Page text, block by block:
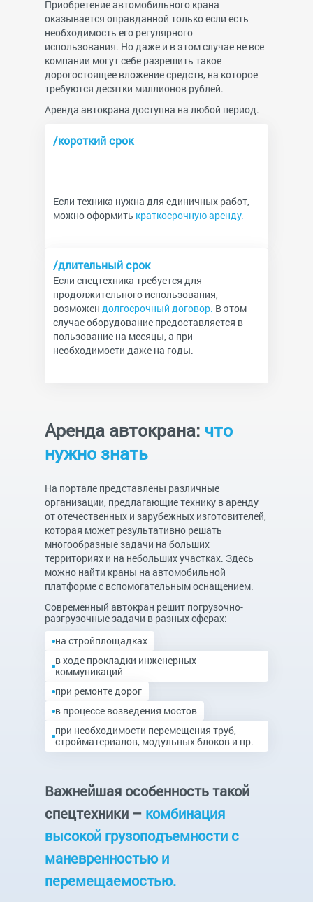
Приобретение автомобильного крана
оказывается оправданной только если есть
необходимость его регулярного
использования. Но даже и в этом случае не все
компании могут себе разрешить такое
дорогостоящее вложение средств, на которое
требуются десятки миллионов рублей.
Аренда автокрана доступна на любой период.
/короткий срок
Если техника нужна для единичных работ,
можно оформить краткосрочную аренду.
/длительный срок
Если спецтехника требуется для
продолжительного использования,
возможен долгосрочный договор. В этом
случае оборудование предоставляется в
пользование на месяцы, а при
необходимости даже на годы.
Аренда автокрана: что
нужно знать
На портале представлены различные
организации, предлагающие технику в аренду
от отечественных и зарубежных изготовителей,
которая может результативно решать
многообразные задачи на больших
территориях и на небольших участках. Здесь
можно найти краны на автомобильной
платформе с вспомогательным оснащением.
Современный автокран решит погрузочно-
разгрузочные задачи в разных сферах:
на стройплощадках
в ходе прокладки инженерных
коммуникаций
при ремонте дорог
в процессе возведения мостов
при необходимости перемещения труб,
стройматериалов, модульных блоков и пр.
Важнейшая особенность такой
спецтехники – комбинация
высокой грузоподъемности с
маневренностью и
перемещаемостью.